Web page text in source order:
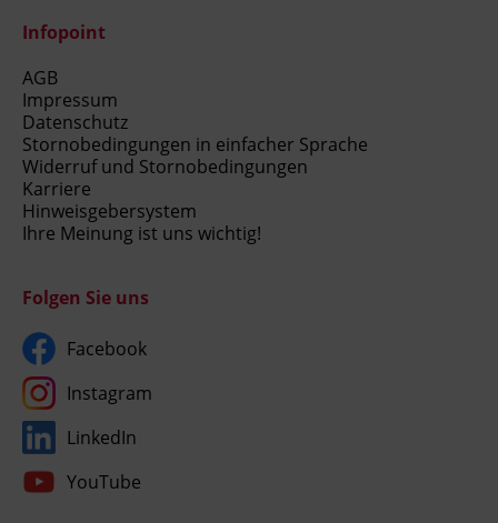
Infopoint
AGB
Impressum
Datenschutz
Stornobedingungen in einfacher Sprache
Widerruf und Stornobedingungen
Karriere
Hinweisgebersystem
Ihre Meinung ist uns wichtig!
Folgen Sie uns
Facebook
Instagram
LinkedIn
YouTube